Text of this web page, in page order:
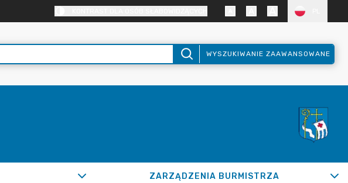
WYSZUKIWANIE ZAAWANSOWANE
ZARZĄDZENIA BURMISTRZA